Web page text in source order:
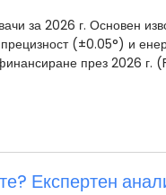
за 2026 г. Основен
(±0.05°) и
през 2026 г.
Експертен